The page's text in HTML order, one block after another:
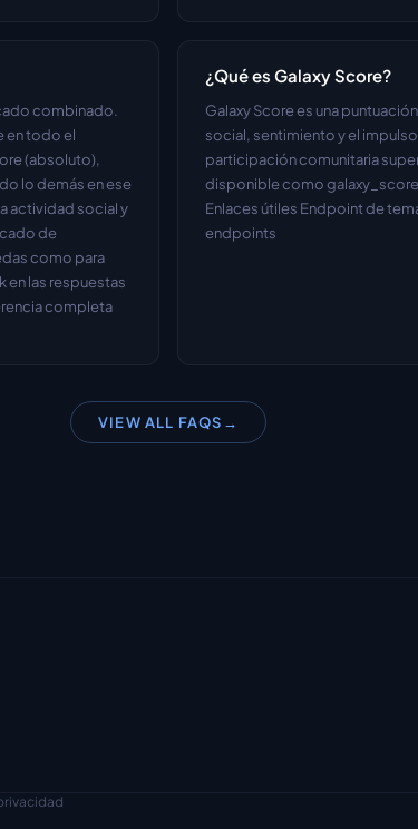
combinado.
en todo el
(absoluto),
lo demás en ese
actividad social y
de
como para
en las respuestas
completa
¿Qué es Galaxy Score?
Galaxy Score es una
social, sentimiento y el
participación comunitaria
disponible como
Enlaces útiles Endpoint de
endpoints
VIEW ALL FAQS →